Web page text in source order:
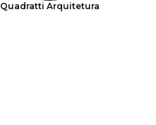
Quadratti Arquitetura